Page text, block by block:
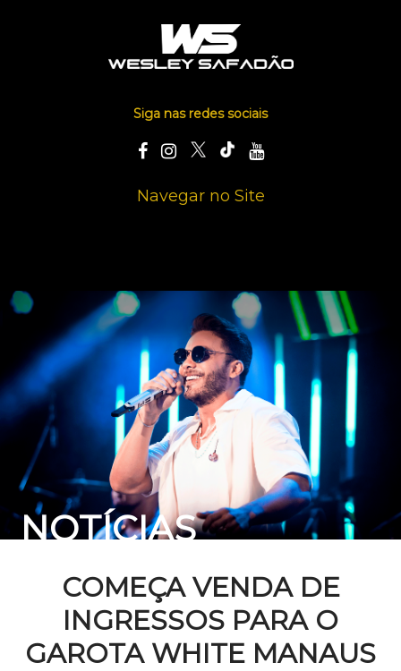
Siga nas redes sociais
Navegar no Site
NOTÍCIAS
COMEÇA VENDA DE
INGRESSOS PARA O
GAROTA WHITE MANAUS